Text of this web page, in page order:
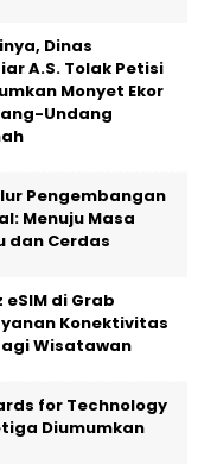
Dinas
A.S. Tolak Petisi
Monyet Ekor
Undang
Pengembangan
Menuju Masa
dan Cerdas
eSIM di Grab
Konektivitas
Wisatawan
for Technology
Diumumkan